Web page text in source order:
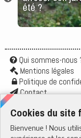
Cookies du site
Bienvenue ! Nous
été ?
Qui sommes-nous
Mentions légales
Politique de
Contact
Flux rss
RUBRIQUES